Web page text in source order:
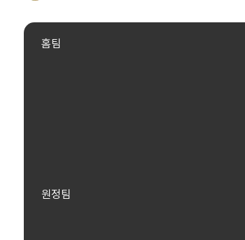
홈팀
원정팀